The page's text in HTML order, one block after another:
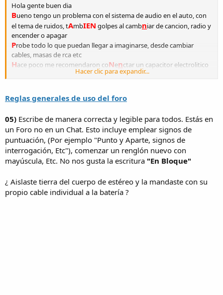
Hola gente buen dia
Bueno tengo un problema con el sistema de audio en el auto, con
el tema de ruidos, tAmbIEN golpes al cambniar de cancion, radio y
encender o apagar
Probe todo lo que puedan llegar a imaginarse, desde cambiar
cables, masas de rca etc
Hace poco me recomendaron coNenctar un capacitor electrolitico
de 4700 microfaradios de 25 volt
DES
s me dijo que lo conecte al positivo y a la potencia, (al cable
+ qUEsale a la potencia) entonces no entiendo como conectarlo si
el capacitor tiene + y -..... q
patita conecto al borne + de la
bateria????
P or otro lado t AmbIEN me recomendaron conectarlo al remoto
del stereo....
el positivo al cable remote, y el - a masa....
Como qUE con la pátita del capacitor en paralelo con el remoto???
Hacer clic para expandir...
Reglas generales de uso del foro
05) Escribe de manera correcta y legible para todos. Estás en
un Foro no en un Chat. Esto incluye emplear signos de
puntuación, (Por ejemplo "Punto y Aparte, signos de
interrogación, Etc"), comenzar un renglón nuevo con
mayúscula, Etc. No nos gusta la escritura "En Bloque"
¿ Aislaste tierra del cuerpo de estéreo y la mandaste con su
propio cable individual a la batería ?